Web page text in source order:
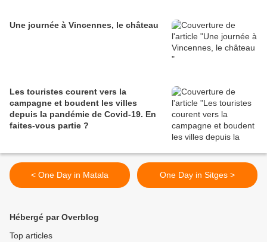
Une journée à Vincennes, le château
Les touristes courent vers la
campagne et boudent les villes
depuis la pandémie de Covid‑19. En
faites‑vous partie ?
< One Day in Matala One Day in Sitges >
Hébergé par Overblog
Top articles